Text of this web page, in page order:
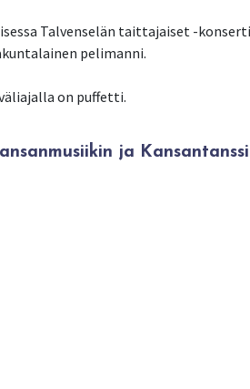
Talvenselän taittajaiset -
pelimanni.
on puffetti.
ja